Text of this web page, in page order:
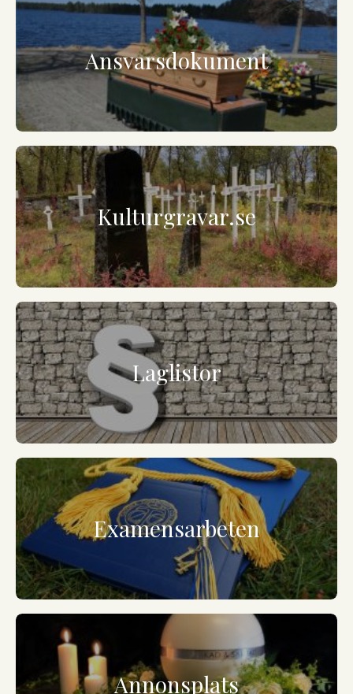
Ansvarsdokument
Kulturgravar.se
Laglistor
Examensarbeten
Annonsplats